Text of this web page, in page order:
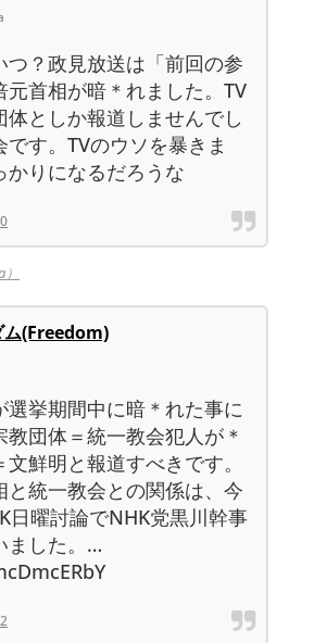
つ？政見放送は「前回の参
元首相が暗＊れました。TV
体としか報道しませんでし
す。TVのウソを暴きま
かりになるだろうな
ム(Freedom)
選挙期間中に暗＊れた事に
団体＝統一教会犯人が＊
鮮明と報道すべきです。
と統一教会との関係は、今
日曜討論でNHK党黒川幹事
ました。…